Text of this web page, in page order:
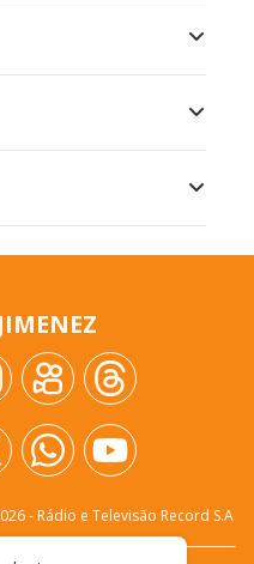
- Rádio e Televisão Record S.A